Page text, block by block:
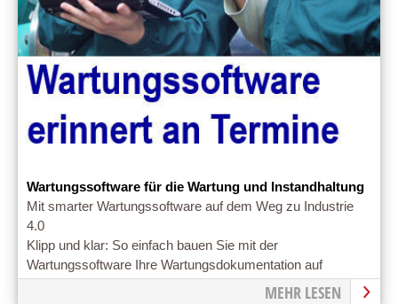
Wartungssoftware für die Wartung und Instandhaltung
Mit smarter Wartungssoftware auf dem Weg zu Industrie
4.0
Klipp und klar: So einfach bauen Sie mit der
Wartungssoftware Ihre Wartungsdokumentation auf
MEHR LESEN